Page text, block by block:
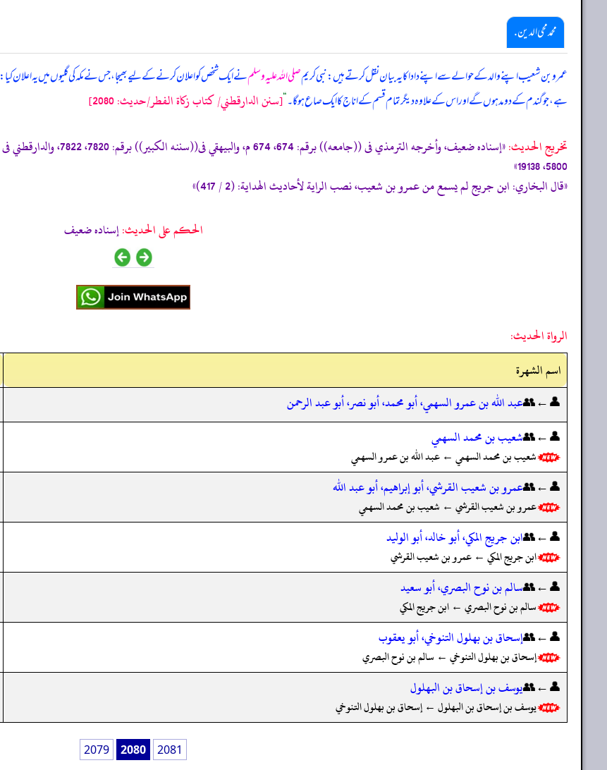
محمد محی الدین .
عمرو بن شعیب اپنے والد کے حوالے سے اپنے دادا کا یہ بیان نقل کرتے ہیں: نبی کریمصلی اللہ علیہ وسلمنے ایک شخص کو اعلان کرنے کے لیے بھیجا، جس نے مکہ کی گلیوں میں یہ اعلان کیا:
ہے، جو گندم کے دو مد ہوں گے اور اس کے علاوہ دیگر تمام قسم کے اناج کا ایک صاع ہو گا۔“[سنن الدارقطني/ كتاب زكاة الفطر/حدیث: 2080]
تخریج الحدیث:
5800، 19138»
«قال البخاري: ابن جريج لم يسمع من عمرو بن شعيب، نصب الراية لأحاديث الهداية: (2 / 417)»
الحكم على الحديث:إسناده ضعيف
الرواة الحديث:
اسم الشهرة
👤←👥عبد الله بن عمرو السهمي، أبو محمد، أبو نصر، أبو عبد الرحمن
👤←👥شعيب بن محمد السهمي
شعيب بن محمد السهمي ← عبد الله بن عمرو السهمي
👤←👥عمرو بن شعيب القرشي، أبو إبراهيم، أبو عبد الله
عمرو بن شعيب القرشي ← شعيب بن محمد السهمي
👤←👥ابن جريج المكي، أبو خالد، أبو الوليد
ابن جريج المكي ← عمرو بن شعيب القرشي
👤←👥سالم بن نوح البصري، أبو سعيد
سالم بن نوح البصري ← ابن جريج المكي
👤←👥إسحاق بن بهلول التنوخي، أبو يعقوب
إسحاق بن بهلول التنوخي ← سالم بن نوح البصري
👤←👥يوسف بن إسحاق بن البهلول
يوسف بن إسحاق بن البهلول ← إسحاق بن بهلول التنوخي
2079 2080
2081